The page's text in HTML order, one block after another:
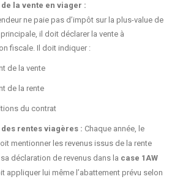
la vente en viager :
ne paie pas d’impôt sur la plus-value de
il doit déclarer la vente à
fiscale. Il doit indiquer :
de la vente
de la rente
du contrat
rentes viagères : Chaque année, le
mentionner les revenus issus de la rente
déclaration de revenus dans la case 1AW
appliquer lui même l’abattement prévu selon